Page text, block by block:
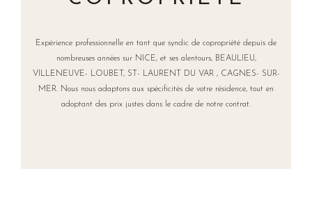
Expérience professionnelle en tant que syndic de copropriété depuis de
nombreuses années sur NICE, et ses alentours, BEAULIEU,
VILLENEUVE- LOUBET, ST- LAURENT DU VAR , CAGNES- SUR-
MER. Nous nous adaptons aux spécificités de votre résidence, tout en
adoptant des prix justes dans le cadre de notre contrat.